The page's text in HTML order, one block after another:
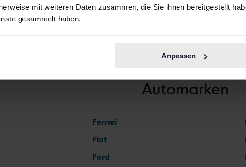
mit weiteren Daten zusammen, die Sie ihnen bereitgestellt
gesammelt haben.
Anpassen
Automarken
Ferrari
Fiat
Ford